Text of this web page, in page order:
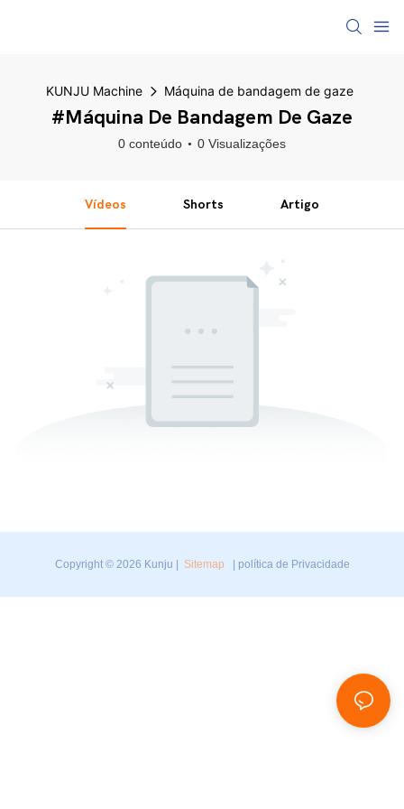
KUNJU Machine Máquina de bandagem de gaze
#Máquina De Bandagem De Gaze
0 conteúdo 0 Visualizações
Vídeos Shorts Artigo
Copyright © 2026 Kunju | Sitemap | política de Privacidade